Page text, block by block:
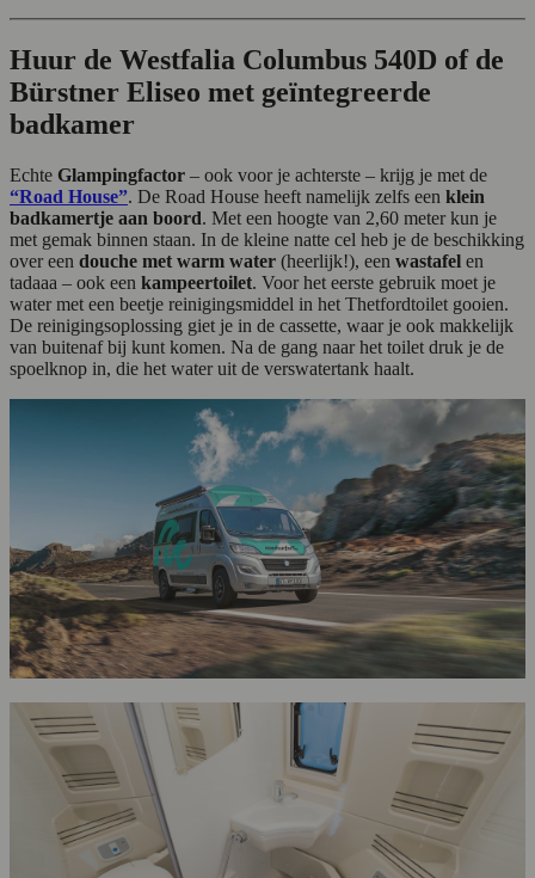
Huur de Westfalia Columbus 540D of de
Bürstner Eliseo met geïntegreerde
badkamer
Echte Glampingfactor – ook voor je achterste – krijg je met de
“Road House”. De Road House heeft namelijk zelfs een klein
badkamertje aan boord. Met een hoogte van 2,60 meter kun je
met gemak binnen staan. In de kleine natte cel heb je de beschikking
over een douche met warm water (heerlijk!), een wastafel en
tadaaa – ook een kampeertoilet. Voor het eerste gebruik moet je
water met een beetje reinigingsmiddel in het Thetfordtoilet gooien.
De reinigingsoplossing giet je in de cassette, waar je ook makkelijk
van buitenaf bij kunt komen. Na de gang naar het toilet druk je de
spoelknop in, die het water uit de verswatertank haalt.